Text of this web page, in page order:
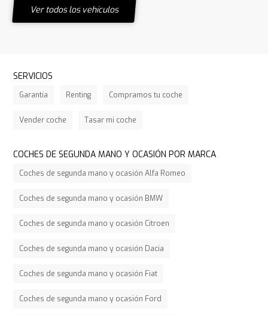
Ver todos los vehículos
SERVICIOS
Garantía Renting Compramos tu coche
Vender coche Tasar mi coche
COCHES DE SEGUNDA MANO Y OCASIÓN POR MARCA
Coches de segunda mano y ocasión Alfa Romeo
Coches de segunda mano y ocasión BMW
Coches de segunda mano y ocasión Citroen
Coches de segunda mano y ocasión Dacia
Coches de segunda mano y ocasión Fiat
Coches de segunda mano y ocasión Ford